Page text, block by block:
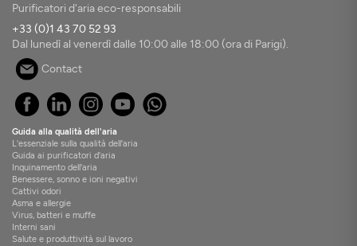
Purificatori d'aria eco-responsabili
+33 (0)1 43 70 52 93
Dal lunedì al venerdì dalle 10:00 alle 18:00 (ora di Parigi).
Contact
Guida alla qualità dell'aria
L'essenziale sulla qualità dell'aria
Guida ai purificatori d'aria
Inquinamento dell'aria
Benessere, sonno e ioni negativi
Cattivi odori
Asma e allergie
Virus, batteri e muffe
Interni sani
Salute e produttività sul lavoro